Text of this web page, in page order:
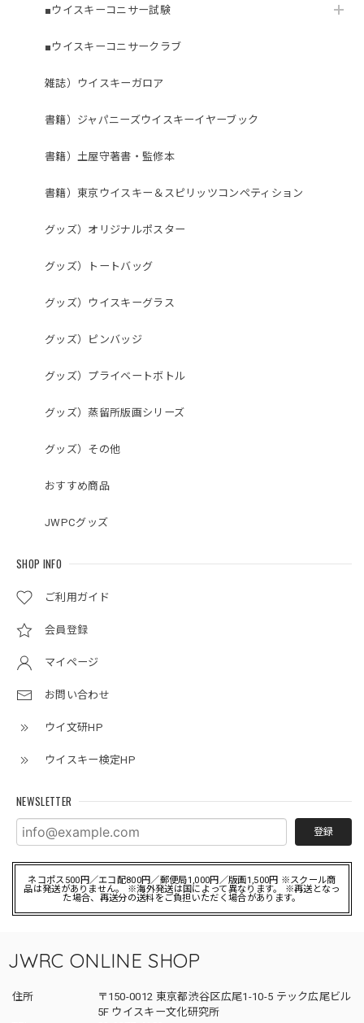
■ウイスキーコニサー試験
■ウイスキーコニサークラブ
雑誌）ウイスキーガロア
書籍）ジャパニーズウイスキーイヤーブック
書籍）土屋守著書・監修本
書籍）東京ウイスキー＆スピリッツコンペティション
グッズ）オリジナルポスター
グッズ）トートバッグ
グッズ）ウイスキーグラス
グッズ）ピンバッジ
グッズ）プライベートボトル
グッズ）蒸留所版画シリーズ
グッズ）その他
おすすめ商品
JWPCグッズ
SHOP INFO
ご利用ガイド
会員登録
マイページ
お問い合わせ
ウイ文研HP
ウイスキー検定HP
NEWSLETTER
登録
ネコポス500円／エコ配800円／郵便局1,000円／版画1,500円 ※スクール商
品は発送がありません。 ※海外発送は国によって異なります。 ※再送となっ
た場合、再送分の送料をご負担いただく場合があります。
JWRC ONLINE SHOP
住所
〒150-0012 東京都渋谷区広尾1-10-5 テック広尾ビル
5F ウイスキー文化研究所